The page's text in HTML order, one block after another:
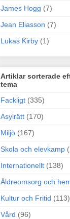
James Hogg (7)
Jean Eliasson (7)
Lukas Kirby (1)
Artiklar sorterade
tema
Fackligt (335)
Asylrätt (170)
Miljö (167)
Skola och elevkamp
Internationellt (138)
Äldreomsorg och
Kultur och Fritid (113)
Vård (96)